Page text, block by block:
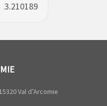
3.210189
Val d’Arcomie